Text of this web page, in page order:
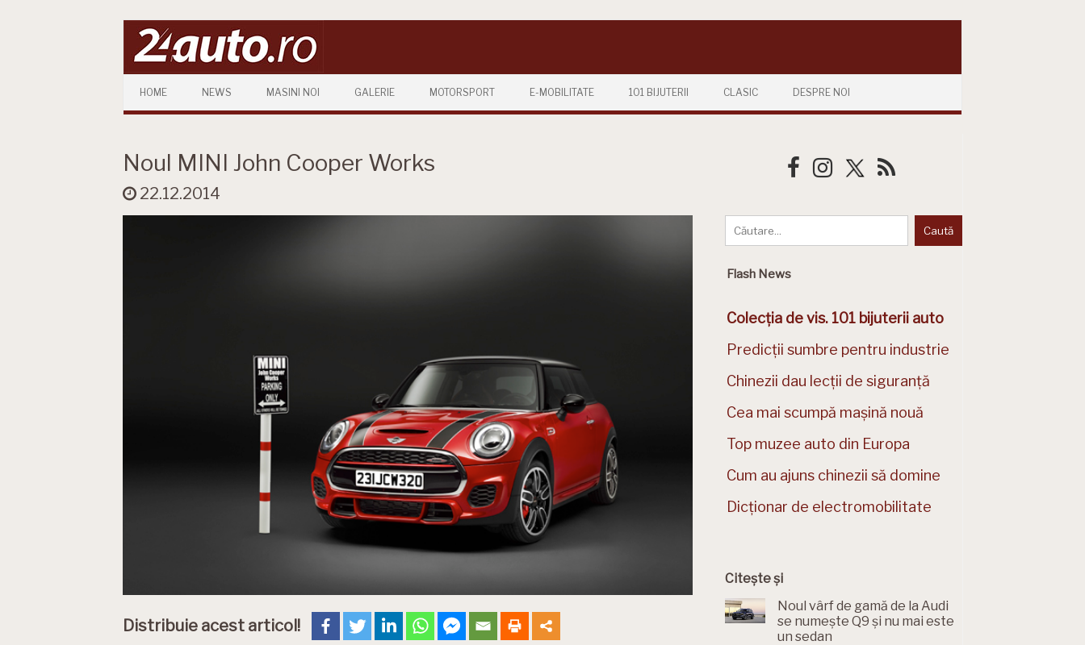
HOME NEWS MASINI NOI GALERIE MOTORSPORT E-MOBILITATE 101 BIJUTERII CLASIC DESPRE NOI
Noul MINI John Cooper Works
22.12.2014
Distribuie acest articol!
Flash News
Colecția de vis. 101 bijuterii auto
Predicții sumbre pentru industrie
Chinezii dau lecții de siguranță
Cea mai scumpă mașină nouă
Top muzee auto din Europa
Cum au ajuns chinezii să domine
Dicționar de electromobilitate
Citește și
Noul vârf de gamă de la Audi
se numește Q9 și nu mai este
un sedan